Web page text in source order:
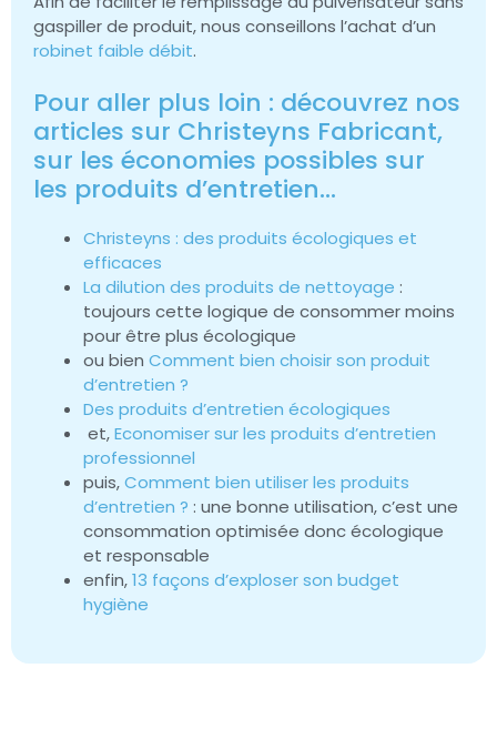
gaspiller de produit, nous conseillons l’achat d’un
robinet faible débit.
Pour aller plus loin : découvrez nos
articles sur Christeyns Fabricant,
sur les économies possibles sur
les produits d’entretien…
Christeyns : des produits écologiques et
efficaces
La dilution des produits de nettoyage :
toujours cette logique de consommer moins
pour être plus écologique
ou bien Comment bien choisir son produit
d’entretien ?
Des produits d’entretien écologiques
et,Economiser sur les produits d’entretien
professionnel
puis,Comment bien utiliser les produits
d’entretien ? : une bonne utilisation, c’est une
consommation optimisée donc écologique
et responsable
enfin,13 façons d’exploser son budget
hygiène